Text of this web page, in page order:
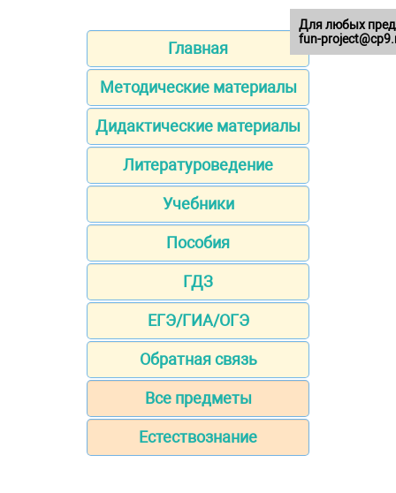
Главная
Методические материалы
Дидактические материалы
Литературоведение
Учебники
Пособия
ГДЗ
ЕГЭ/ГИА/ОГЭ
Обратная связь
Все предметы
Естествознание
Для любых
fun-